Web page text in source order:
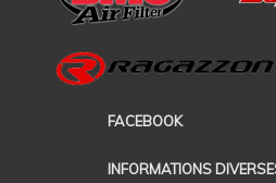
FACEBOOK
INFORMATIONS